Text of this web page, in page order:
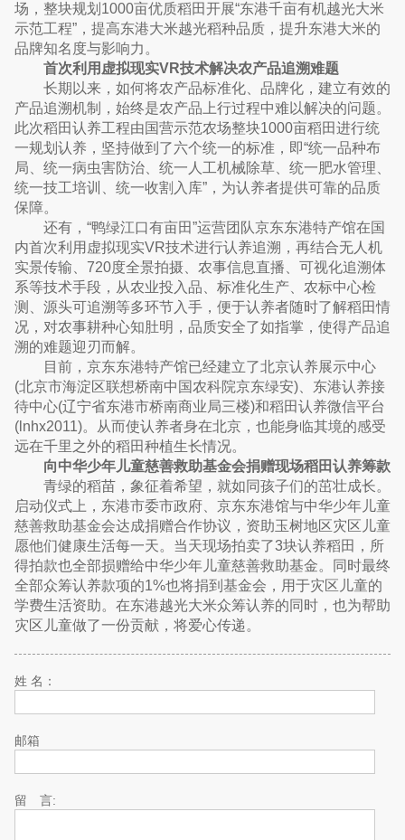
场，整块规划1000亩优质稻田开展“东港千亩有机越光大米
示范工程”，提高东港大米越光稻种品质，提升东港大米的
品牌知名度与影响力。
首次利用虚拟现实VR技术解决农产品追溯难题
长期以来，如何将农产品标准化、品牌化，建立有效的
产品追溯机制，始终是农产品上行过程中难以解决的问题。
此次稻田认养工程由国营示范农场整块1000亩稻田进行统
一规划认养，坚持做到了六个统一的标准，即“统一品种布
局、统一病虫害防治、统一人工机械除草、统一肥水管理、
统一技工培训、统一收割入库”，为认养者提供可靠的品质
保障。
还有，“鸭绿江口有亩田”运营团队京东东港特产馆在国
内首次利用虚拟现实VR技术进行认养追溯，再结合无人机
实景传输、720度全景拍摄、农事信息直播、可视化追溯体
系等技术手段，从农业投入品、标准化生产、农标中心检
测、源头可追溯等多环节入手，便于认养者随时了解稻田情
况，对农事耕种心知肚明，品质安全了如指掌，使得产品追
溯的难题迎刃而解。
目前，京东东港特产馆已经建立了北京认养展示中心
(北京市海淀区联想桥南中国农科院京东绿安)、东港认养接
待中心(辽宁省东港市桥南商业局三楼)和稻田认养微信平台
(lnhx2011)。从而使认养者身在北京，也能身临其境的感受
远在千里之外的稻田种植生长情况。
向中华少年儿童慈善救助基金会捐赠现场稻田认养筹款
青绿的稻苗，象征着希望，就如同孩子们的茁壮成长。
启动仪式上，东港市委市政府、京东东港馆与中华少年儿童
慈善救助基金会达成捐赠合作协议，资助玉树地区灾区儿童
愿他们健康生活每一天。当天现场拍卖了3块认养稻田，所
得拍款也全部损赠给中华少年儿童慈善救助基金。同时最终
全部众筹认养款项的1%也将捐到基金会，用于灾区儿童的
学费生活资助。在东港越光大米众筹认养的同时，也为帮助
灾区儿童做了一份贡献，将爱心传递。
姓 名：
邮箱
留 言: